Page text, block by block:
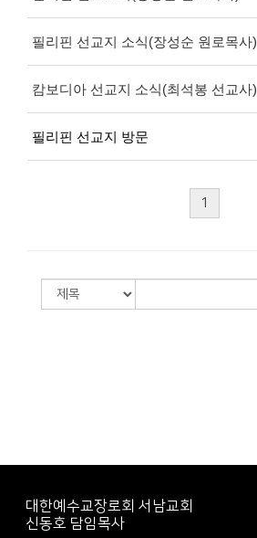
필리핀 선교지 소식(장성순 원로목사)
캄보디아 선교지 소식(최석봉 선교사)
필리핀 선교지 방문
1
대한예수교장로회 서남교회
신동호 담임목사